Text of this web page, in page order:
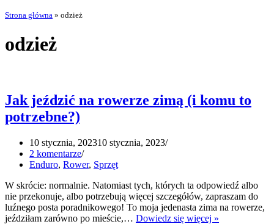
Strona główna » odzież
odzież
Jak jeździć na rowerze zimą (i komu to
potrzebne?)
10 stycznia, 202310 stycznia, 2023
2 komentarze
Enduro, Rower, Sprzęt
W skrócie: normalnie. Natomiast tych, których ta odpowiedź albo
nie przekonuje, albo potrzebują więcej szczegółów, zapraszam do
luźnego posta poradnikowego! To moja jedenasta zima na rowerze,
jeździłam zarówno po mieście,… Dowiedz się więcej »